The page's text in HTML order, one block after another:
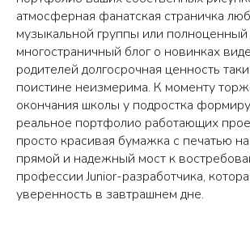
атмосферная фанатская страничка
музыкальной группы или полноценный
многостраничный блог о новинках
родителей долгосрочная ценность
поистине неизмерима. К моменту
окончания школы у подростка
реальное портфолио работающих
просто красивая бумажка с печатью
прямой и надежный мост к
профессии Junior-разработчика,
уверенность в завтрашнем дне.